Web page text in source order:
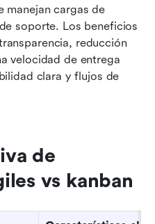
manejan cargas de
soporte. Los beneficios
reducción
velocidad de entrega
clara y flujos de
de
vs kanban